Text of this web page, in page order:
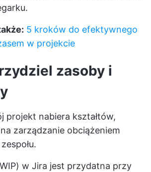
5 kroków do efektywnego
w projekcie
zasoby i
projekt nabiera kształtów,
zarządzanie obciążeniem
w Jira jest przydatna przy